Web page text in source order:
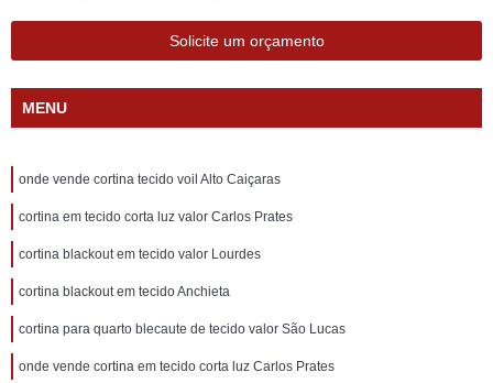
Solicite um orçamento
MENU
onde vende cortina tecido voil Alto Caiçaras
cortina em tecido corta luz valor Carlos Prates
cortina blackout em tecido valor Lourdes
cortina blackout em tecido Anchieta
cortina para quarto blecaute de tecido valor São Lucas
onde vende cortina em tecido corta luz Carlos Prates